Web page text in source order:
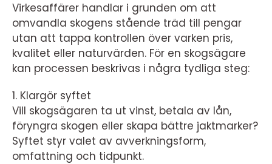
Virkesaffärer handlar i grunden om att
omvandla skogens stående träd till pengar
utan att tappa kontrollen över varken pris,
kvalitet eller naturvärden. För en skogsägare
kan processen beskrivas i några tydliga steg:
1. Klargör syftet
Vill skogsägaren ta ut vinst, betala av lån,
föryngra skogen eller skapa bättre jaktmarker?
Syftet styr valet av avverkningsform,
omfattning och tidpunkt.